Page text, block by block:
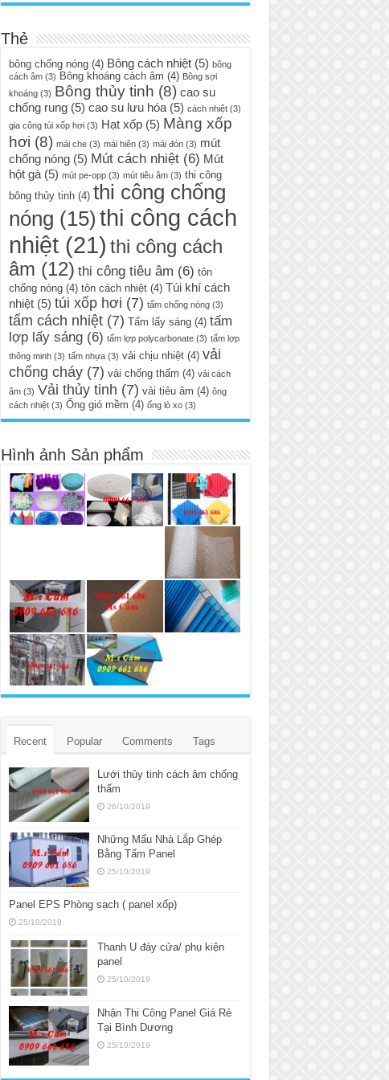
Thẻ
bông chống nóng(4) Bông cách nhiệt(5) bông
cách âm(3) Bông khoáng cách âm (4) Bông sợi
khoáng(3) Bông thủy tinh (8) cao su
chống rung(5) cao su lưu hóa(5) cách nhiệt(3)
gia công túi xốp hơi(3) Hạt xốp(5) Màng xốp
hơi (8) mái che(3) mái hiên(3) mái đón(3) mút
chống nóng(5) Mút cách nhiệt(6) Mút
hột gà(5) mút pe-opp(3) mút tiêu âm(3) thi công
bông thủy tinh(4) thi công chống
nóng (15) thi công cách
nhiệt(21) thi công cách
âm (12) thi công tiêu âm (6) tôn
chống nóng(4) tôn cách nhiệt(4) Túi khí cách
nhiệt(5) túi xốp hơi (7) tấm chống nóng(3)
tấm cách nhiệt(7) Tấm lấy sáng(4) tấm
lợp lấy sáng(6) tấm lợp polycarbonate(3) tấm lợp
thông minh(3) tấm nhựa(3) vải chịu nhiệt(4) vải
chống cháy(7) vải chống thấm (4) vải cách
âm(3) Vải thủy tinh (7) vải tiêu âm (4) ông
cách nhiệt(3) Ống gió mềm (4) ống lò xo(3)
Hình ảnh Sản phẩm
Recent Popular Comments Tags
Lưới thủy tinh cách âm chống
thấm
26/10/2019
Những Mẩu Nhà Lắp Ghép
Bằng Tấm Panel
25/10/2019
Panel EPS Phòng sạch ( panel xốp)
25/10/2019
Thanh U đáy cửa/ phụ kiện
panel
25/10/2019
Nhận Thi Công Panel Giá Rẻ
Tại Bình Dương
25/10/2019